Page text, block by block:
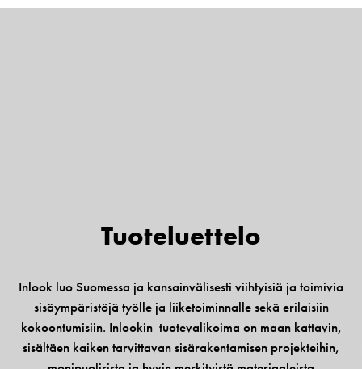
Tuote­luettelo
Inlook luo Suomessa ja kansainvälisesti viihtyisiä ja toimivia
sisäympäristöjä työlle ja liiketoiminnalle sekä erilaisiin
kokoontumisiin. Inlookin tuotevalikoima on maan kattavin,
sisältäen kaiken tarvittavan sisärakentamisen projekteihin,